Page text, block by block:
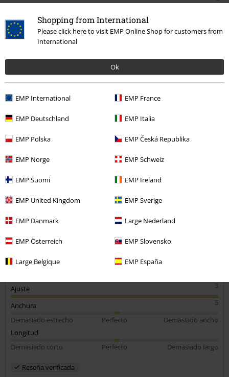
Shopping from International
Please click here to visit EMP Online Shop for customers from
International
Ok
EMP International EMP France
EMP Deutschland EMP Italia
EMP Polska EMP Česká Republika
EMP Norge EMP Schweiz
EMP Suomi EMP Ireland
EMP United Kingdom EMP Sverige
EMP Danmark Large Nederland
EMP Österreich EMP Slovensko
Large Belgique EMP España
Dinos qué opinas de "Death Metal Rainbow".
Escribe una reseña
Sirvió de ayuda
Miguel Angel G.
Publicado: domingo, 4 septiembre, 2022
Talla comprada: M
Bien
3
Ajuste
5
Anchura
Demasiado estrecho
Perfecto
Demasiado ancho
Longitud
Demasiado corto
Perfecto Demasiado largo
Reseña verificada